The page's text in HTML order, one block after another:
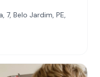
7, Belo Jardim, PE,